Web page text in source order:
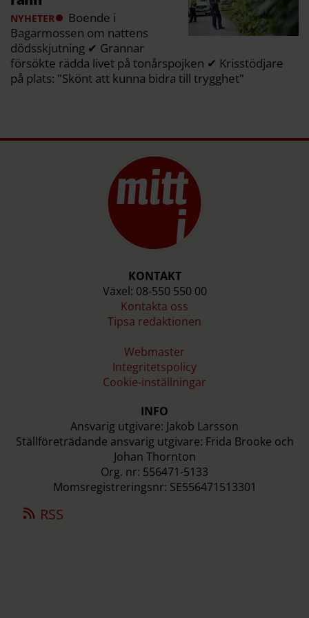
NYHETER
Boende i
Bagarmossen om nattens
dödsskjutning ✔ Grannar
försökte rädda livet på tonårspojken ✔ Krisstödjare
på plats: "Skönt att kunna bidra till trygghet"
KONTAKT
Växel: 08-550 550 00
Kontakta oss
Tipsa redaktionen
Webmaster
Integritetspolicy
Cookie-inställningar
INFO
Ansvarig utgivare: Jakob Larsson
Ställföreträdande ansvarig utgivare: Frida Brooke och
Johan Thornton
Org. nr: 556471-5133
Momsregistreringsnr: SE556471513301
RSS